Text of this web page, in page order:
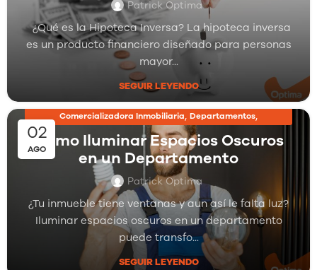
Patrick Optima
¿Qué es la Hipoteca Inversa? La hipoteca inversa
es un producto financiero diseñado para personas
mayor...
SEGUIR LEYENDO
02
AGO
Comercializadora Inmobiliaria, Departamentos,
Inmobiliarias Proyectos Inmobiliarios
Cómo Iluminar Espacios Oscuros
en un Departamento
Patrick Optima
¿Tu inmueble tiene ventanas y aun así le falta luz?
Iluminar espacios oscuros en un departamento
puede transfo...
SEGUIR LEYENDO